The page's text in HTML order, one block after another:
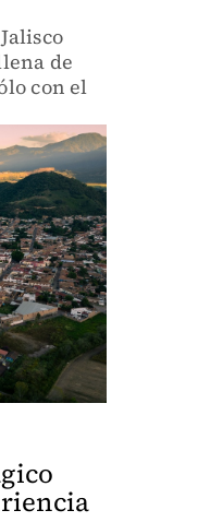
de
con el